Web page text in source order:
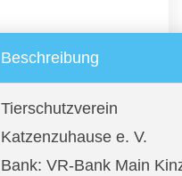
Beschreibung
Tierschutzverein
Katzenzuhause e. V.
Bank: VR-Bank Main